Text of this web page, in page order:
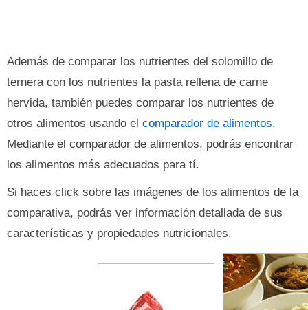
Además de comparar los nutrientes del solomillo de
ternera con los nutrientes la pasta rellena de carne
hervida, también puedes comparar los nutrientes de
otros alimentos usando el comparador de alimentos.
Mediante el comparador de alimentos, podrás encontrar
los alimentos más adecuados para tí.
Si haces click sobre las imágenes de los alimentos de la
comparativa, podrás ver información detallada de sus
características y propiedades nutricionales.